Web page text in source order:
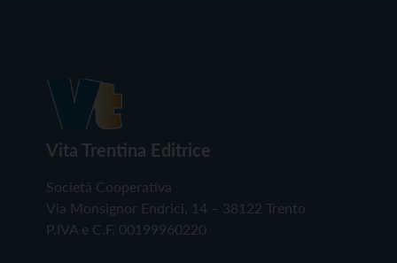
Vita Trentina Editrice
Società Cooperativa
Via Monsignor Endrici, 14 – 38122 Trento
P.IVA e C.F. 00199960220